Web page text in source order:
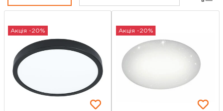
Акція -20% Акція -20%